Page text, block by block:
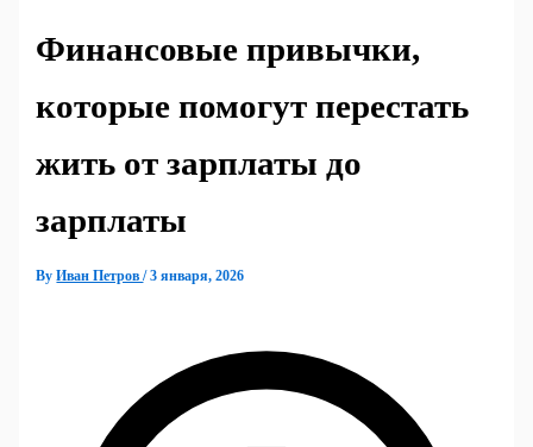
Финансовые привычки,
которые помогут перестать
жить от зарплаты до
зарплаты
ByИван Петров/3 января, 2026